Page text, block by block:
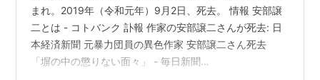
まれ。2019年（令和元年）9月2日、死去。 情報 安部譲
二とは - コトバンク 訃報 作家の安部譲二さんが死去: 日
本経済新聞 元暴力団員の異色作家 安部譲二さん死去
「塀の中の懲りない面々」 - 毎日新聞